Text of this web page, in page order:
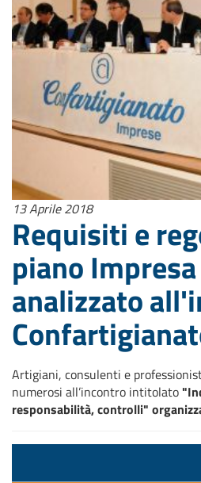
13 Aprile 2018
Requisiti e
piano
analizzato
Artigiani, consulenti e
numerosi all’incontro intitolato
responsabilità, controlli"